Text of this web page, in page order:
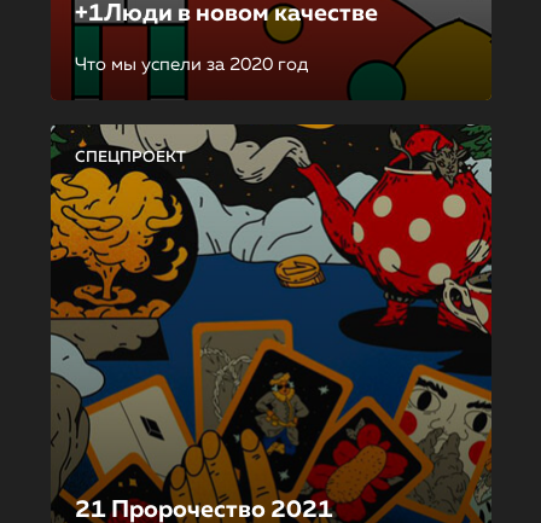
+1Люди в новом качестве
Что мы успели за 2020 год
СПЕЦПРОЕКТ
21 Пророчество 2021